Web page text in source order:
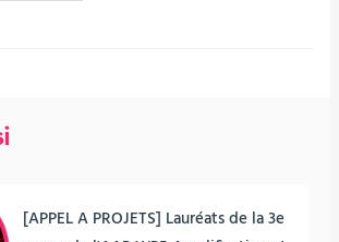
[APPEL A PROJETS] Lauréats de la 3e